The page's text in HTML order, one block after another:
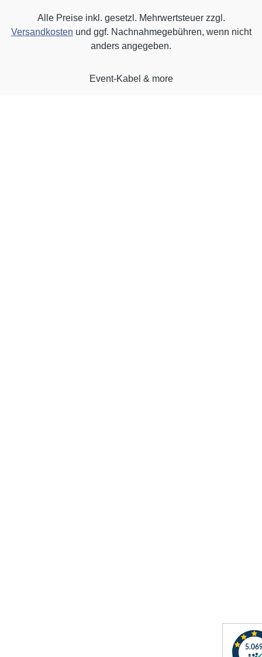
Alle Preise inkl. gesetzl. Mehrwertsteuer zzgl.
Versandkosten und ggf. Nachnahmegebühren, wenn nicht
anders angegeben.
Event-Kabel & more